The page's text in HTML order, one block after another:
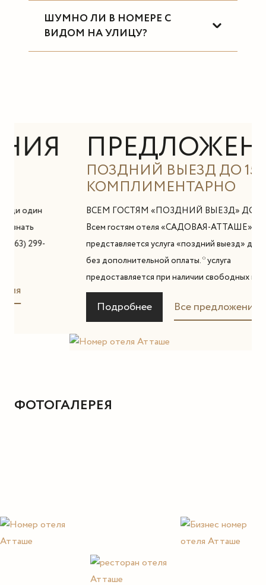
ШУМНО ЛИ В НОМЕРЕ С
ВИДОМ НА УЛИЦУ?
ПРЕДЛОЖЕНИЯ
ПОЗДНИЙ ВЫЕЗД ДО 15:00
КОМПЛИМЕНТАРНО
ВСЕМ ГОСТЯМ «ПОЗДНИЙ ВЫЕЗД» ДО 15.00
Всем гостям отеля «САДОВАЯ-АТТАШЕ»
представляется услуга «поздний выезд» до 15:00
без дополнительной оплаты. * услуга
предоставляется при наличии свободных номеров.
Все предложения
ФОТОГАЛЕРЕЯ